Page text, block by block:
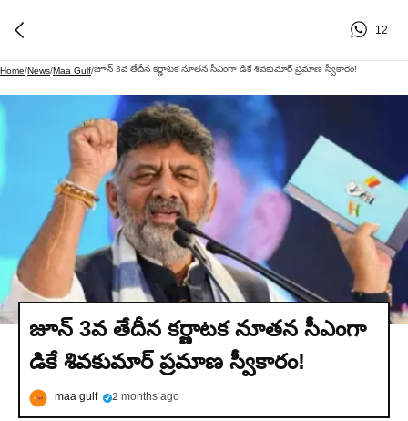
12
Home/News/Maa Gulf/జూన్ 3వ తేదీన కర్ణాటక నూతన సీఎంగా డికే శివకుమార్ ప్రమాణ స్వీకారం!
జూన్ 3వ తేదీన కర్ణాటక నూతన సీఎంగా
డికే శివకుమార్ ప్రమాణ స్వీకారం!
maa gulf 2 months ago